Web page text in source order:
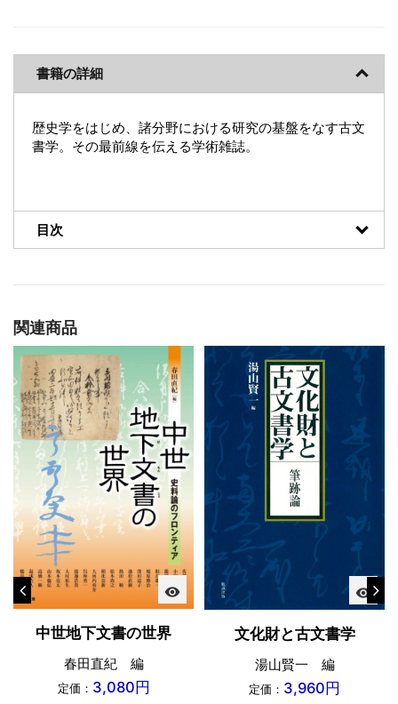
書籍の詳細
歴史学をはじめ、諸分野における研究の基盤をなす古文
書学。その最前線を伝える学術雑誌。
目次
関連商品
visibility
中世地下文書の世界
春田直紀 編
定価： 3,080円
visibility
文化財と古文書学
湯山賢一 編
定価： 3,960円